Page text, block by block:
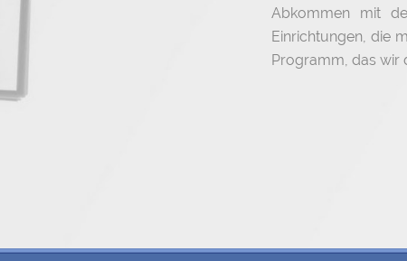
Abkommen mit
Einrichtungen, die
Programm, das wir